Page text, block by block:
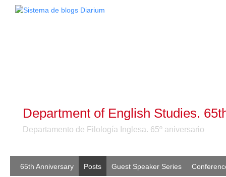
Department of English Studies.
Departamento de Filología Inglesa. 65º aniversario
65th Anniversary Posts Guest Speaker Series